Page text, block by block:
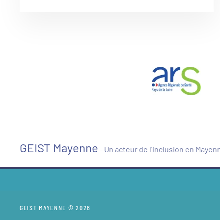
GEIST Mayenne - Un acteur de l'inclusion en
GEIST MAYENNE © 2026